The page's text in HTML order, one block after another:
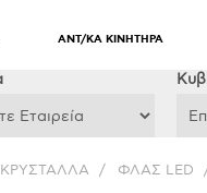
ΑΝΤ/ΚΑ ΚΙΝΗΤΗΡΑ
/ ΦΛΑΣ LED